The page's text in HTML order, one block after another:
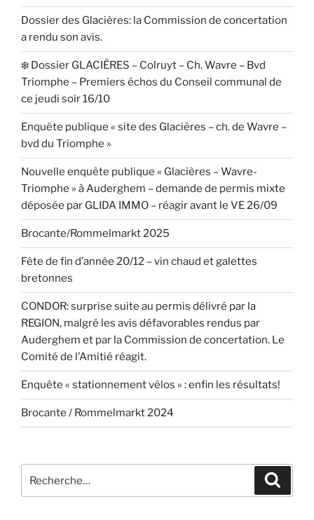
Dossier des Glacières: la Commission de concertation
a rendu son avis.
❄️ Dossier GLACIÈRES – Colruyt – Ch. Wavre – Bvd
Triomphe – Premiers échos du Conseil communal de
ce jeudi soir 16/10
Enquête publique « site des Glacières – ch. de Wavre –
bvd du Triomphe »
Nouvelle enquête publique « Glacières – Wavre-
Triomphe » à Auderghem – demande de permis mixte
déposée par GLIDA IMMO – réagir avant le VE 26/09
Brocante/Rommelmarkt 2025
Fête de fin d’année 20/12 – vin chaud et galettes
bretonnes
CONDOR: surprise suite au permis délivré par la
REGION, malgré les avis défavorables rendus par
Auderghem et par la Commission de concertation. Le
Comité de l’Amitié réagit.
Enquête « stationnement vélos » : enfin les résultats!
Brocante / Rommelmarkt 2024
pour